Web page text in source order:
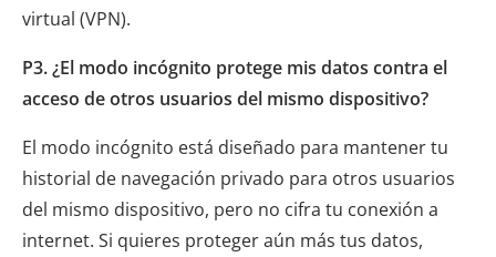
virtual (VPN).
P3. ¿El modo incógnito protege mis datos contra el
acceso de otros usuarios del mismo dispositivo?
El modo incógnito está diseñado para mantener tu
historial de navegación privado para otros usuarios
del mismo dispositivo, pero no cifra tu conexión a
internet. Si quieres proteger aún más tus datos,